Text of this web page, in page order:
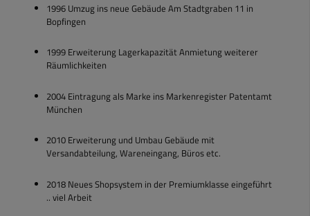
1996 Umzug ins neue Gebäude Am Stadtgraben 11 in
Bopfingen
1999 Erweiterung Lagerkapazität Anmietung weiterer
Räumlichkeiten
2004 Eintragung als Marke ins Markenregister Patentamt
München
2010 Erweiterung und Umbau Gebäude mit
Versandabteilung, Wareneingang, Büros etc.
2018 Neues Shopsystem in der Premiumklasse eingeführt
.. viel Arbeit